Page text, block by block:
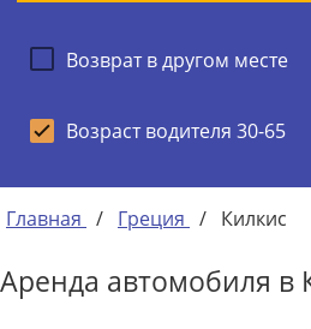
Возврат в другом месте
Возраст водителя 30-65
Главная / Греция / Килкис
Аренда автомобиля в